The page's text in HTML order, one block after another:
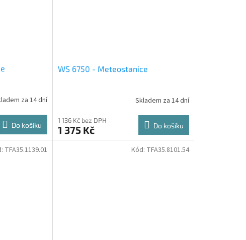
za 14 dní
Do košíku
WS 6750 - Meteostanice
Skladem za 14 dní
1 136 Kč bez DPH
1 375 Kč Do košíku
TFA35.1139.01 Kód: TFA35.8101.54